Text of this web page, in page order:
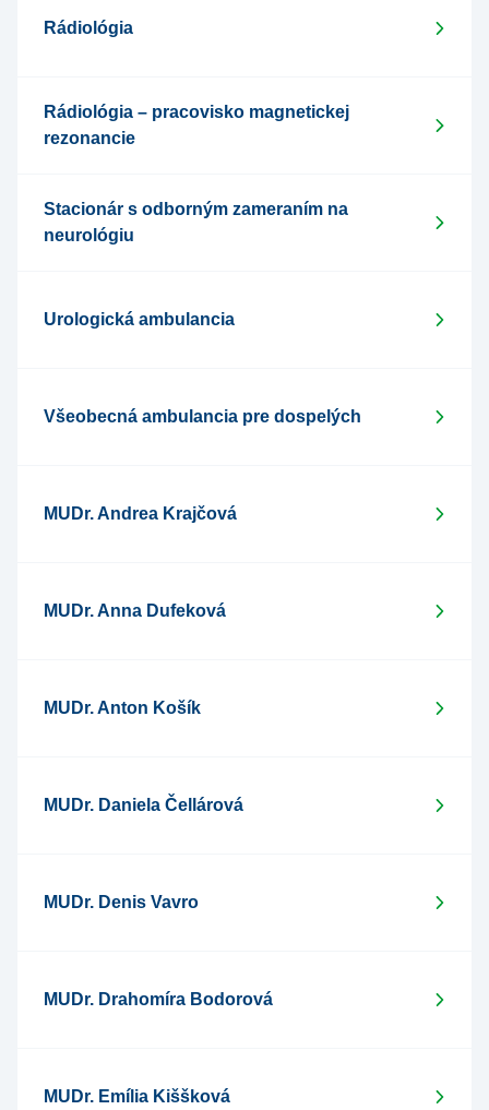
Rádiológia
Rádiológia – pracovisko magnetickej
rezonancie
Stacionár s odborným zameraním na
neurológiu
Urologická ambulancia
Všeobecná ambulancia pre dospelých
MUDr. Andrea Krajčová
MUDr. Anna Dufeková
MUDr. Anton Košík
MUDr. Daniela Čellárová
MUDr. Denis Vavro
MUDr. Drahomíra Bodorová
MUDr. Emília Kiššková